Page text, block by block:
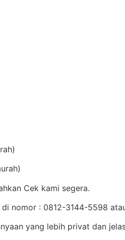
Cek kami segera.
nomor : 0812-3144-5598
yang lebih privat dan